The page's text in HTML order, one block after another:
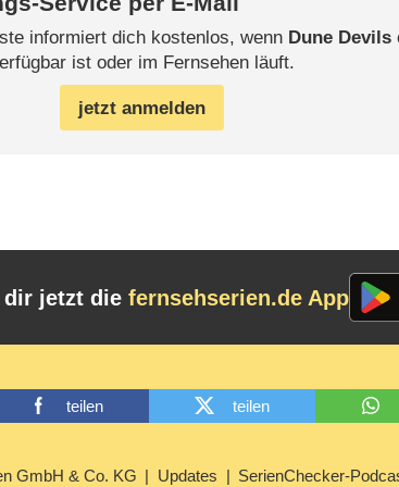
informiert dich kostenlos, wenn Dune Devils
ist oder im Fernsehen läuft.
jetzt anmelden
dir jetzt die fernsehserien.de App
teilen teilen
GmbH & Co. KG Updates SerienChecker-